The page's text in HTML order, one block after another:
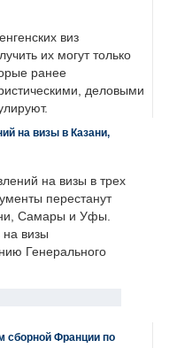
виз
их могут только
ранее
деловыми
на визы в Казани,
на визы в трех
перестанут
Самары и Уфы.
на визы
Генерального
сборной Франции по